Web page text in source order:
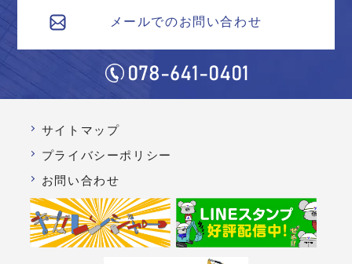
メールでのお問い合わせ
サイトマップ
プライバシーポリシー
お問い合わせ